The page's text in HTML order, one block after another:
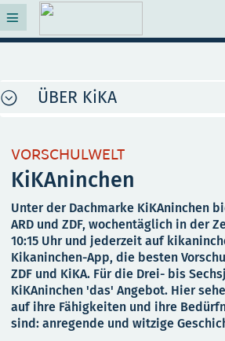
ÜBER KiKA
VORSCHULWELT
KiKAninchen
Unter der Dachmarke KiKAninchen
ARD und ZDF, wochentäglich in der
10:15 Uhr und jederzeit auf
Kikaninchen-App, die besten
ZDF und KiKA. Für die Drei- bis
KiKAninchen 'das' Angebot. Hier
auf ihre Fähigkeiten und ihre
sind: anregende und witzige